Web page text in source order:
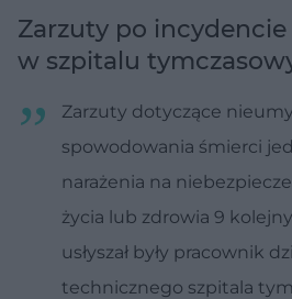
Zarzuty po incydencie
w szpitalu
Zarzuty dotyczące
spowodowania śmierci
narażenia na
życia lub zdrowia 9
usłyszał były pracownik
technicznego szpitala